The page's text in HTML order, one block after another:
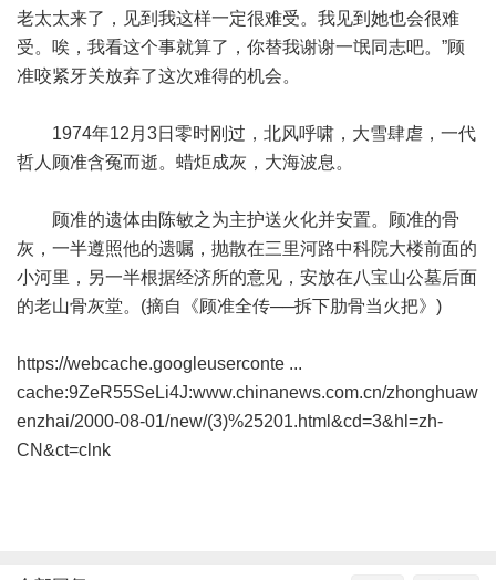
老太太来了，见到我这样一定很难受。我见到她也会很难
受。唉，我看这个事就算了，你替我谢谢一氓同志吧。”顾
准咬紧牙关放弃了这次难得的机会。
1974年12月3日零时刚过，北风呼啸，大雪肆虐，一代
哲人顾准含冤而逝。蜡炬成灰，大海波息。
顾准的遗体由陈敏之为主护送火化并安置。顾准的骨
灰，一半遵照他的遗嘱，抛散在三里河路中科院大楼前面的
小河里，另一半根据经济所的意见，安放在八宝山公墓后面
的老山骨灰堂。(摘自《顾准全传──拆下肋骨当火把》)
https://webcache.googleuserconte ...
cache:9ZeR55SeLi4J:www.chinanews.com.cn/zhonghuaw
enzhai/2000-08-01/new/(3)%25201.html&cd=3&hl=zh-
CN&ct=clnk